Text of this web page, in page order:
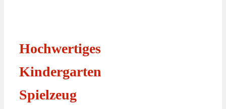
Hochwertiges
Kindergarten
Spielzeug